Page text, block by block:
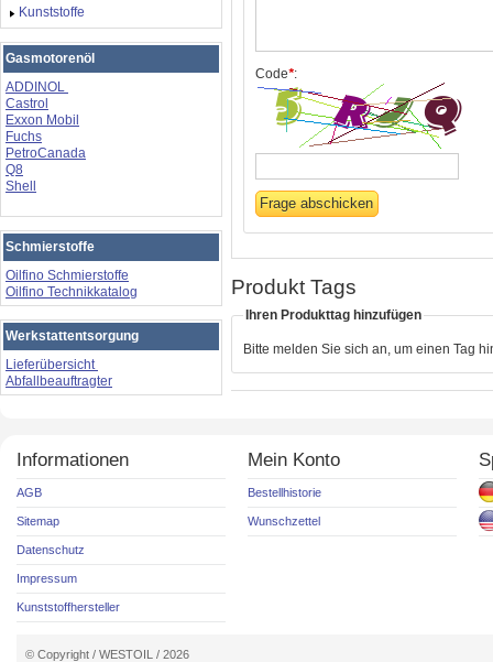
Code*:
Produkt Tags
Ihren Produkttag hinzufügen
Bitte melden Sie sich an, um einen Tag
Kunststoffe
Gasmotorenöl
ADDINOL
Castrol
Exxon Mobil
Fuchs
PetroCanada
Q8
Shell
Schmierstoffe
Oilfino Schmierstoffe
Oilfino Technikkatalog
Werkstattentsorgung
Lieferübersicht
Abfallbeauftragter
Informationen
AGB
Sitemap
Datenschutz
Impressum
Kunststoffhersteller
Mein Konto
Bestellhistorie
Wunschzettel
© Copyright / WESTOIL / 2026